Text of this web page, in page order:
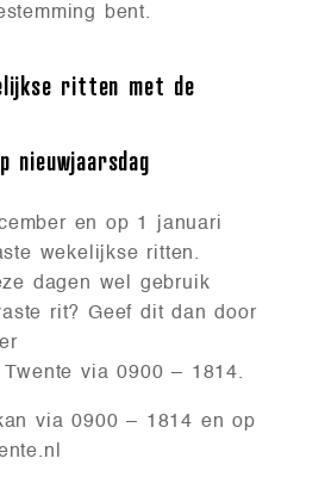
bent.
ritten met de
nieuwjaarsdag
en op 1 januari
wekelijkse ritten.
dagen wel gebruik
rit? Geef dit dan door
via 0900 – 1814.
via 0900 – 1814 en op